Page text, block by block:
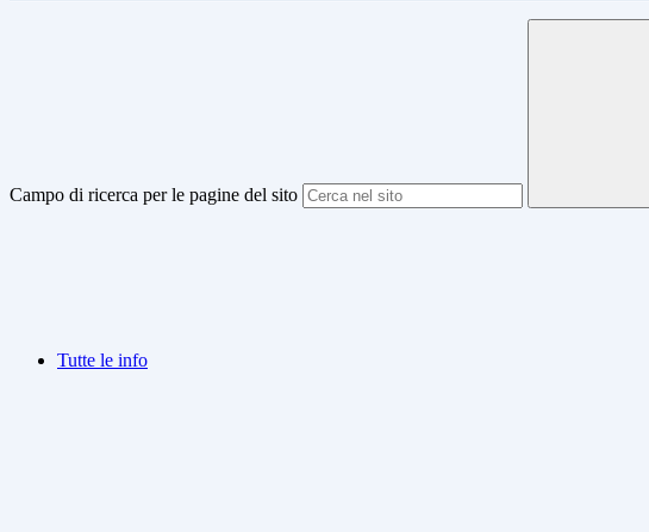
Campo di ricerca per le pagine del sito
Tutte le info